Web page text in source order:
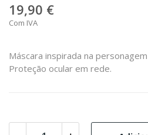
19,90 €
Com IVA
Máscara inspirada na
Proteção ocular em rede.